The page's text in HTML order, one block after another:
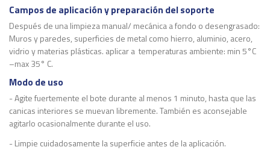
Campos de aplicación y preparación del soporte
Después de una limpieza manual/ mecánica a fondo o desengrasado:
Muros y paredes, superficies de metal como hierro, aluminio, acero,
vidrio y materias plásticas. aplicar a temperaturas ambiente: min 5°C
–max 35° C.
Modo de uso
- Agite fuertemente el bote durante al menos 1 minuto, hasta que las
canicas interiores se muevan libremente. También es aconsejable
agitarlo ocasionalmente durante el uso.
- Limpie cuidadosamente la superficie antes de la aplicación.